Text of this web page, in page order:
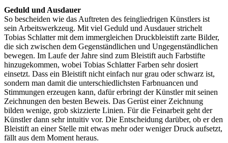
Geduld und Ausdauer
So bescheiden wie das Auftreten des feingliedrigen Künstlers ist
sein Arbeitswerkzeug. Mit viel Geduld und Ausdauer strichelt
Tobias Schlatter mit dem immergleichen Druckbleistift zarte Bilder,
die sich zwischen dem Gegenständlichen und Ungegenständlichen
bewegen. Im Laufe der Jahre sind zum Bleistift auch Farbstifte
hinzugekommen, wobei Tobias Schlatter Farben sehr dosiert
einsetzt. Dass ein Bleistift nicht einfach nur grau oder schwarz ist,
sondern man damit die unterschiedlichsten Farbnuancen und
Stimmungen erzeugen kann, dafür erbringt der Künstler mit seinen
Zeichnungen den besten Beweis. Das Gerüst einer Zeichnung
bilden wenige, grob skizzierte Linien. Für die Feinarbeit geht der
Künstler dann sehr intuitiv vor. Die Entscheidung darüber, ob er den
Bleistift an einer Stelle mit etwas mehr oder weniger Druck aufsetzt,
fällt aus dem Moment heraus.